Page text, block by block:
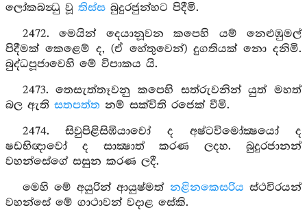
ලෝකබන්‍ධු වූ තිස්ස බුදුරජුන්හට පිදීමි.
2472. මෙයින් දෙයානූවන කපෙහි යම් නෙළුඹුමල්
පිදීමක් කෙළෙම් ද, (ඒ හේතුවෙන්) දුගතියක් නො දනිමි.
බුද්ධපූජාවෙහි මේ විපාකය යි.
2473. තෙසැත්තෑවනු කපෙහි සත්රුවනින් යුත් මහත්
බල ඇති සතපත්ත නම් සක්විති රජෙක් වීමි.
2474. සිවුපිළිසිඹියාවෝ ද අෂ්ටවිමෝක්‍ෂයෝ ද
ෂඩභිඥාවෝ ද සාක්‍ෂාත් කරණ ලදහ. බුදුරජානන්
වහන්සේගේ සසුන කරණ ලදී.
මෙහි මේ අයුරින් ආයුෂ්මත් නළිනකෙසරිය ස්ථවිරයන්
වහන්සේ මේ ගාථාවන් වදාළ සේකි.